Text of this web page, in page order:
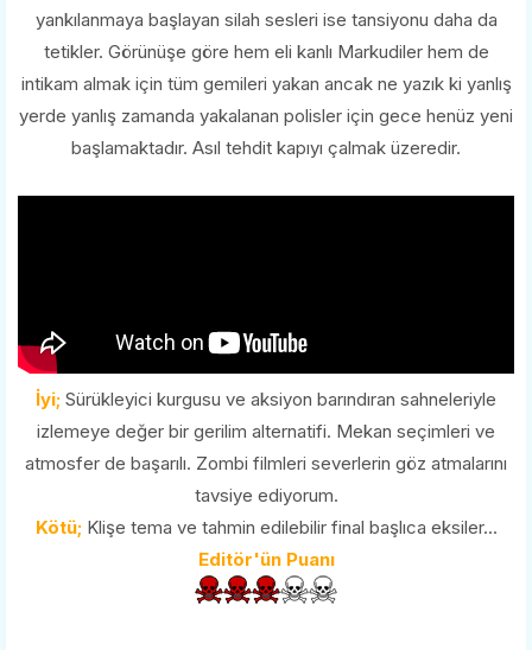
yankılanmaya başlayan silah sesleri ise tansiyonu daha da
tetikler. Görünüşe göre hem eli kanlı Markudiler hem de
intikam almak için tüm gemileri yakan ancak ne yazık ki yanlış
yerde yanlış zamanda yakalanan polisler için gece henüz yeni
başlamaktadır. Asıl tehdit kapıyı çalmak üzeredir.
İyi; Sürükleyici kurgusu ve aksiyon barındıran sahneleriyle
izlemeye değer bir gerilim alternatifi. Mekan seçimleri ve
atmosfer de başarılı. Zombi filmleri severlerin göz atmalarını
tavsiye ediyorum.
Kötü;Klişe tema ve tahmin edilebilir final başlıca eksiler...
Editör'ün Puanı